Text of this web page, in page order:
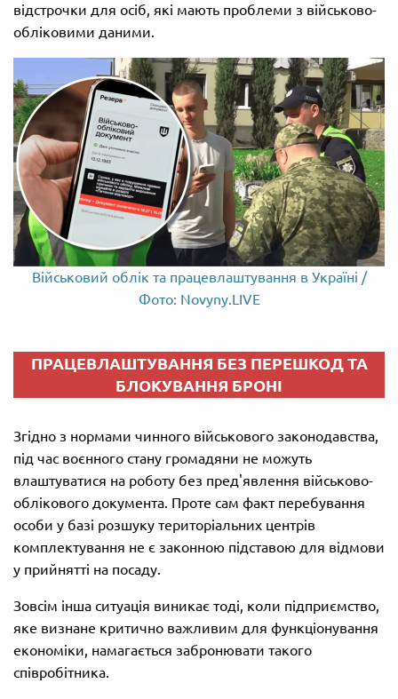
відстрочки для осіб, які мають проблеми з військово-
обліковими даними.
Військовий облік та працевлаштування в Україні /
Фото: Novyny.LIVE
ПРАЦЕВЛАШТУВАННЯ БЕЗ ПЕРЕШКОД ТА
БЛОКУВАННЯ БРОНІ
Згідно з нормами чинного військового законодавства,
під час воєнного стану громадяни не можуть
влаштуватися на роботу без пред'явлення військово-
облікового документа. Проте сам факт перебування
особи у базі розшуку територіальних центрів
комплектування не є законною підставою для відмови
у прийнятті на посаду.
Зовсім інша ситуація виникає тоді, коли підприємство,
яке визнане критично важливим для функціонування
економіки, намагається забронювати такого
співробітника.